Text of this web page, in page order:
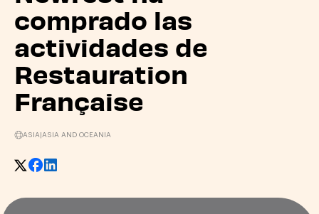
comprado las
actividades de
Restauration
Française
ASIA ASIA AND OCEANIA